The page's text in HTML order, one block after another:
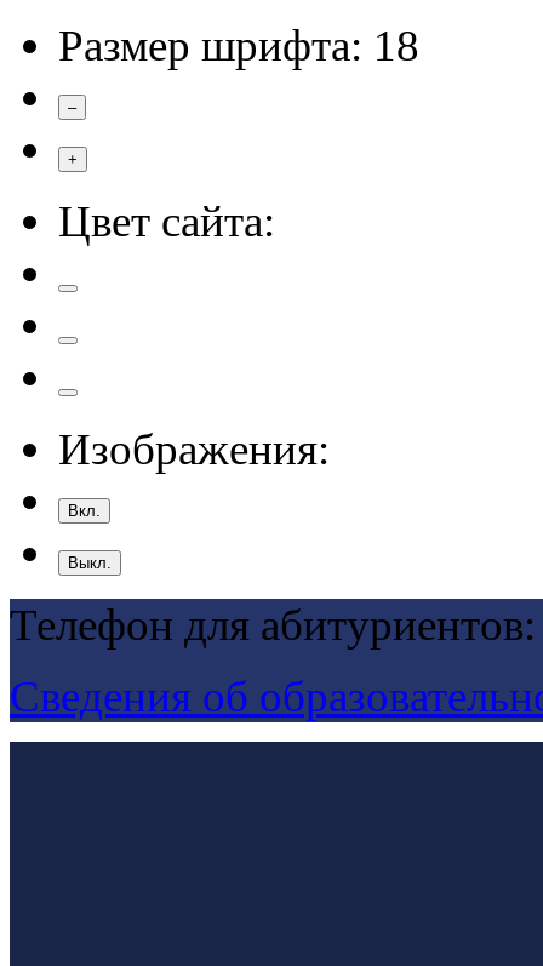
Размер шрифта: 18
–
+
Цвет сайта:
Изображения:
Вкл.
Выкл.
Телефон для
Сведения об